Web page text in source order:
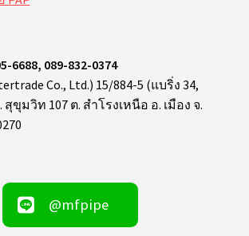
6688, 089-832-0374
Co., Ltd.) 15/884-5 (แบริ่ง 34,
ขุมวิท 107 ต. สำโรงเหนือ อ. เมือง จ.
@mfpipe